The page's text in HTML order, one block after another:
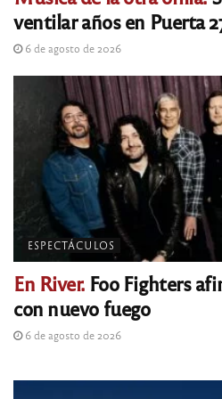
ventilar años en Puerta
6 de agosto de 2026
ESPECTÁCULOS
En River. Foo Fighters
con nuevo fuego
6 de agosto de 2026